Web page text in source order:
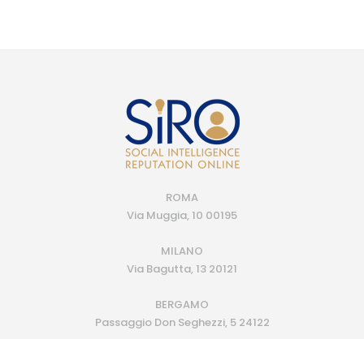
ROMA
Via Muggia, 10 00195
MILANO
Via Bagutta, 13 20121
BERGAMO
Passaggio Don Seghezzi, 5 24122